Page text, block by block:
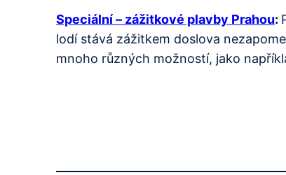
Speciální – zážitkové plavby Prahou:
lodí stává zážitkem doslova
mnoho různých možností, jako